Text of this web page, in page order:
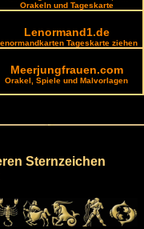
Orakeln und Tageskarte
Lenormand1.de
Tageskarte ziehen
Meerjungfrauen.com
Orakel, Spiele und Malvorlagen
Sternzeichen